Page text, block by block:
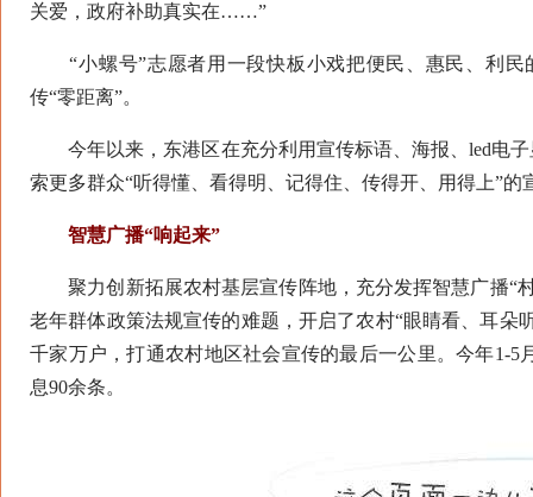
关爱，政府补助真实在……”
“小螺号”志愿者用一段快板小戏把便民、惠民、利民
传“零距离”。
今年以来，东港区在充分利用宣传标语、海报、led电子
索更多群众“听得懂、看得明、记得住、传得开、用得上”
智慧广播“响起来”
聚力创新拓展农村基层宣传阵地，充分发挥智慧广播“
老年群体政策法规宣传的难题，开启了农村“眼睛看、耳朵
千家万户，打通农村地区社会宣传的最后一公里。今年1-
息90余条。